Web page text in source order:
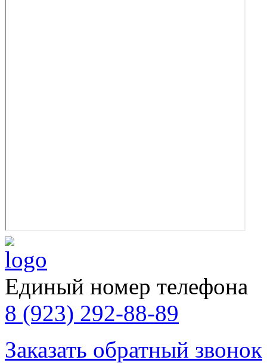
Единый номер телефона
8 (923) 292-88-89
Заказать обратный звонок